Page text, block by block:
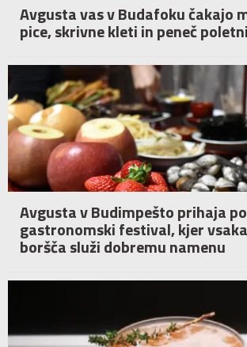
Avgusta vas v Budafoku čakajo
pice, skrivne kleti in peneč
Avgusta v Budimpešto prihaja
gastronomski festival, kjer
boršča služi dobremu namenu